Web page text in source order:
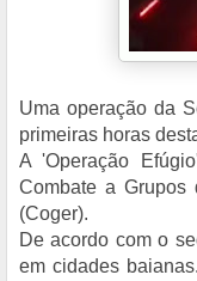
Uma operação da
primeiras horas
A 'Operação
Combate a Grupos
(Coger).
De acordo com o
em cidades